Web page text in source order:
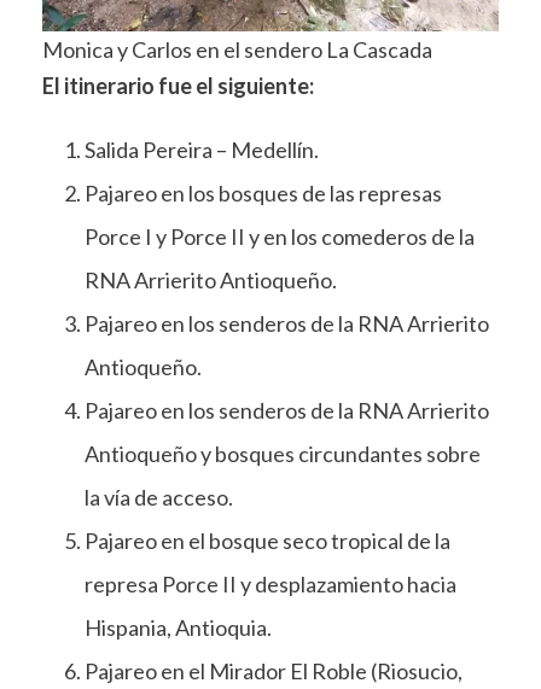
Monica y Carlos en el sendero La Cascada
El itinerario fue el siguiente:
Salida Pereira – Medellín.
Pajareo en los bosques de las represas
Porce I y Porce II y en los comederos de la
RNA Arrierito Antioqueño.
Pajareo en los senderos de la RNA Arrierito
Antioqueño.
Pajareo en los senderos de la RNA Arrierito
Antioqueño y bosques circundantes sobre
la vía de acceso.
Pajareo en el bosque seco tropical de la
represa Porce II y desplazamiento hacia
Hispania, Antioquia.
Pajareo en el Mirador El Roble (Riosucio,